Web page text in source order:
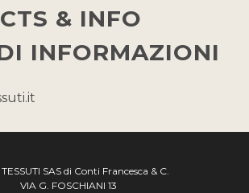
& INFO
INFORMAZIONI
SAS di Conti Francesca & C.
VIA G. FOSCHIANI 13